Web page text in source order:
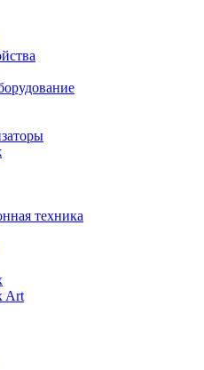
техника
Art